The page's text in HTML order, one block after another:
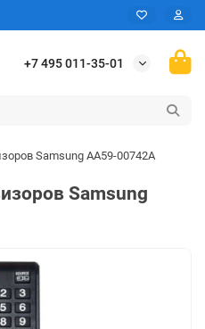
+7 495 011-35-01
Samsung AA59-00742A
Samsung